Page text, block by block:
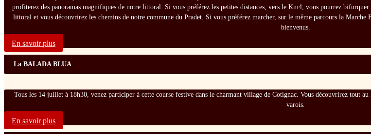
profiterez des panoramas magnifiques de notre littoral. Si vous préférez les petites distances, vers le Km4, vous pourrez
littoral et vous découvrirez les chemins de notre commune du Pradet. Si vous préférez marcher, sur le même parcours la Marche
bienvenus.
En savoir plus
La BALADA BLUA
Tous les 14 juillet à 18h30, venez participer à cette course festive dans le charmant village de Cotignac. Vous découvrirez tout
varois.
En savoir plus